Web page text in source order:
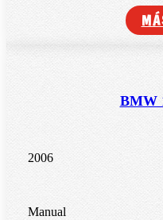
BMW
2006
Manual